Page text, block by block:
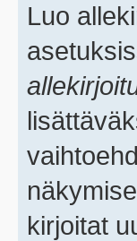
Luo
kirjoitat